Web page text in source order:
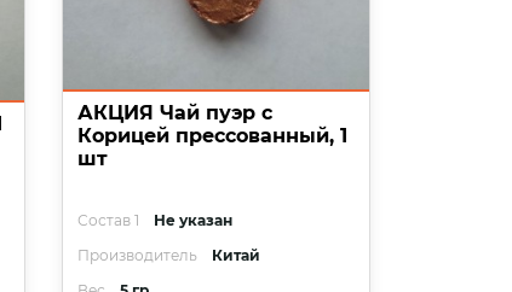
АКЦИЯ Чай пуэр с
Корицей прессованный, 1
шт
Состав 1
Не указан
Производитель
Китай